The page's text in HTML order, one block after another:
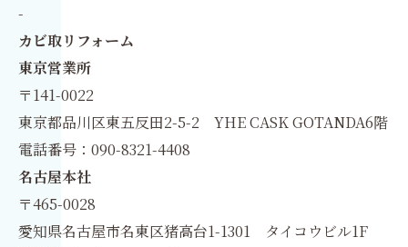
-
カビ取リフォーム
東京営業所
〒141-0022
東京都品川区東五反田2-5-2 YHE CASK GOTANDA6階
電話番号：090-8321-4408
名古屋本社
〒465-0028
愛知県名古屋市名東区猪高台1-1301 タイコウビル1F